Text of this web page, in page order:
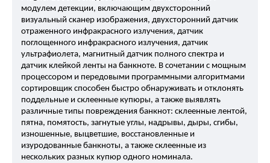
модулем детекции, включающим двухсторонний
визуальный сканер изображения, двухсторонний датчик
отраженного инфракрасного излучения, датчик
поглощенного инфракрасного излучения, датчик
ультрафиолета, магнитный датчик полного спектра и
датчик клейкой ленты на банкноте. В сочетании с мощным
процессором и передовыми программными алгоритмами
сортировщик способен быстро обнаруживать и отклонять
поддельные и склеенные купюры, а также выявлять
различные типы повреждения банкнот: склеенные лентой,
пятна, помятость, загнутые углы, надрывы, дыры, сгибы,
изношенные, выцветшие, восстановленные и
изуродованные банкноты, а также склеенные из
нескольких разных купюр одного номинала.